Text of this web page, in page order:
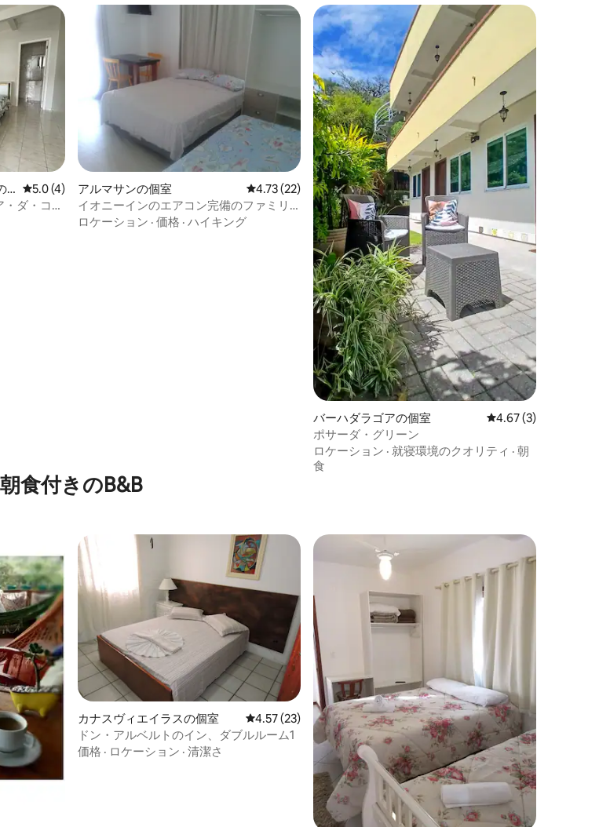
レビュー4件、5つ星中5.0つ星の平均評価
5.0 (4)
ダ・コン
アルマサンの個室 レビュー22件、5つ星中4.73つ星の平均評価
4.73 (22)
イオニーインのエアコン完備のファミリ
ールーム
ロケーション · 価格 · ハイキング
バーハダラゴアの個室 レビュー3件、5つ星
4.67 (3)
ポサーダ・グリーン
ロケーション · 就寝環境のクオリティ · 朝
食
朝食付きのB&B
カナスヴィエイラスの個室 レビュー23件、5つ星中4.57つ星の平均評価
4.57 (23)
ドン・アルベルトのイン、ダブルルーム1
価格 · ロケーション · 清潔さ